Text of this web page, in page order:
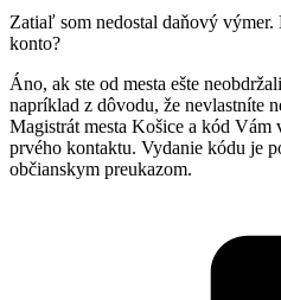
Zatiaľ som nedostal daňový
konto?
Áno, ak ste od mesta ešte
napríklad z dôvodu, že nevlastníte
Magistrát mesta Košice a kód Vám
prvého kontaktu. Vydanie kódu je
občianskym preukazom.